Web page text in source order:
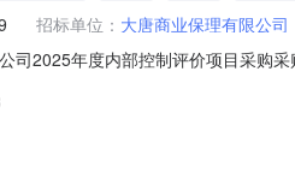
招标单位： 大唐商业保理有限公司
司2025年度内部控制评价项目采购
式：大唐商业保理有限公司；九、